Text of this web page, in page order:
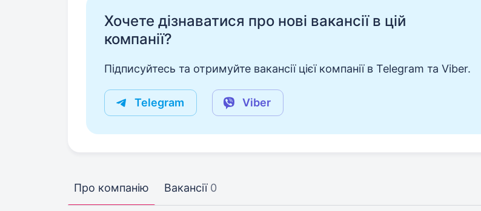
Хочете дізнаватися про нові вакансії в цій
компанії?
Підписуйтесь та отримуйте вакансії цієї компанії в Telegram та Viber.
Telegram Viber
Про компанію Вакансії 0